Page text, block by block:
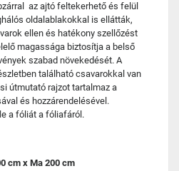
az ajtó feltekerhető és felül
oldalablakokkal is ellátták,
ellen és hatékony szellőzést
magassága biztosítja a belső
szabad növekedését. A
található csavarokkal van
útmutató rajzot tartalmaz a
és hozzárendelésével.
a fóliát a fóliafáról.
cm x Ma 200 cm